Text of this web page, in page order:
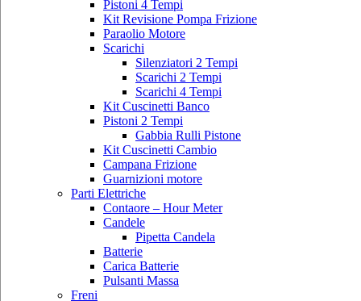
Pistoni 4 Tempi
Kit Revisione Pompa Frizione
Paraolio Motore
Scarichi
Silenziatori 2 Tempi
Scarichi 2 Tempi
Scarichi 4 Tempi
Kit Cuscinetti Banco
Pistoni 2 Tempi
Gabbia Rulli Pistone
Kit Cuscinetti Cambio
Campana Frizione
Guarnizioni motore
Parti Elettriche
Contaore – Hour Meter
Candele
Pipetta Candela
Batterie
Carica Batterie
Pulsanti Massa
Freni